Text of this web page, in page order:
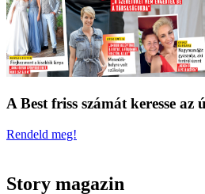
A Best friss számát keresse az
Rendeld meg!
Story magazin